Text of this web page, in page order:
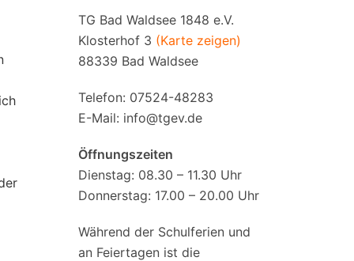
TG Bad Waldsee 1848 e.V.
Klosterhof 3 (Karte zeigen)
88339 Bad Waldsee
Telefon: 07524-48283
E-Mail: info@tgev.de
Öffnungszeiten
Dienstag: 08.30 – 11.30 Uhr
Donnerstag: 17.00 – 20.00 Uhr
Während der Schulferien und
an Feiertagen ist die